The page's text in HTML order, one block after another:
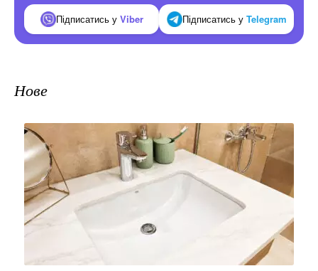
Підписатись у Viber Підписатись у Telegram
Нове